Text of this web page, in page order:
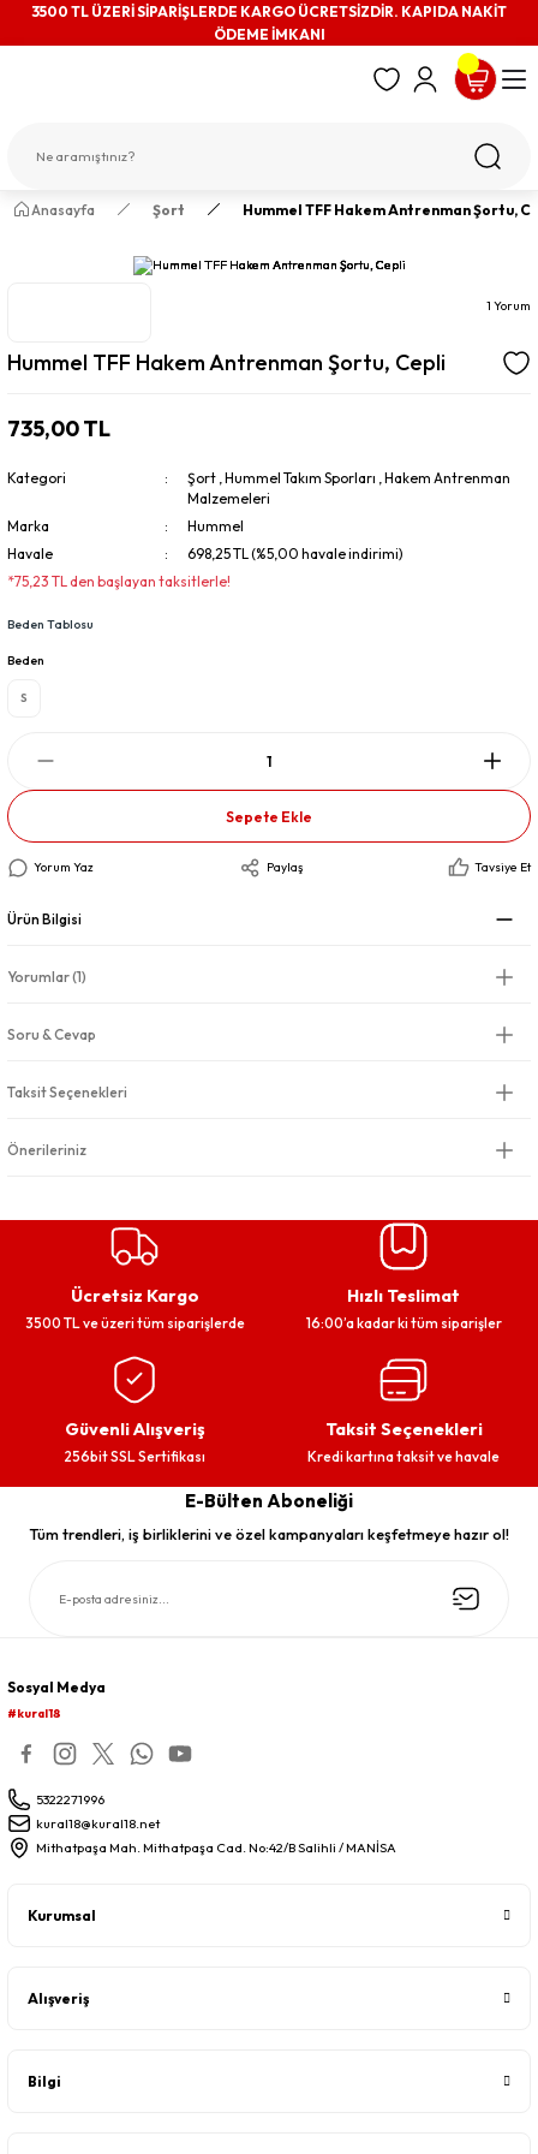
3500 TL ÜZERİ SİPARİŞLERDE KARGO ÜCRETSİZDİR. KAPIDA NAKİT
ÖDEME İMKANI
Anasayfa Şort Hummel TFF Hakem Antrenman Şortu,
1 Yorum
Hummel TFF Hakem Antrenman Şortu, Cepli
735,00 TL
Kategori Şort ,Hummel Takım Sporları ,Hakem Antrenman
Malzemeleri
Marka
Hummel
Havale
698,25 TL (%5,00 havale indirimi)
*75,23 TL den başlayan taksitlerle!
Beden Tablosu
Beden
S
Sepete Ekle
Yorum Yaz Paylaş Tavsiye Et
Ürün Bilgisi
Yorumlar (1)
Soru & Cevap
Taksit Seçenekleri
Önerileriniz
Ücretsiz Kargo
3500 TL ve üzeri tüm siparişlerde
Hızlı Teslimat
16:00’a kadar ki tüm siparişler
Güvenli Alışveriş
256bit SSL Sertifikası
Taksit Seçenekleri
Kredi kartına taksit ve havale
E-Bülten Aboneliği
Tüm trendleri, iş birliklerini ve özel kampanyaları keşfetmeye hazır ol!
Sosyal Medya
#kural18
5322271996
kural18@kural18.net
Mithatpaşa Mah. Mithatpaşa Cad. No:42/B Salihli / MANİSA
Kurumsal
Alışveriş
Bilgi